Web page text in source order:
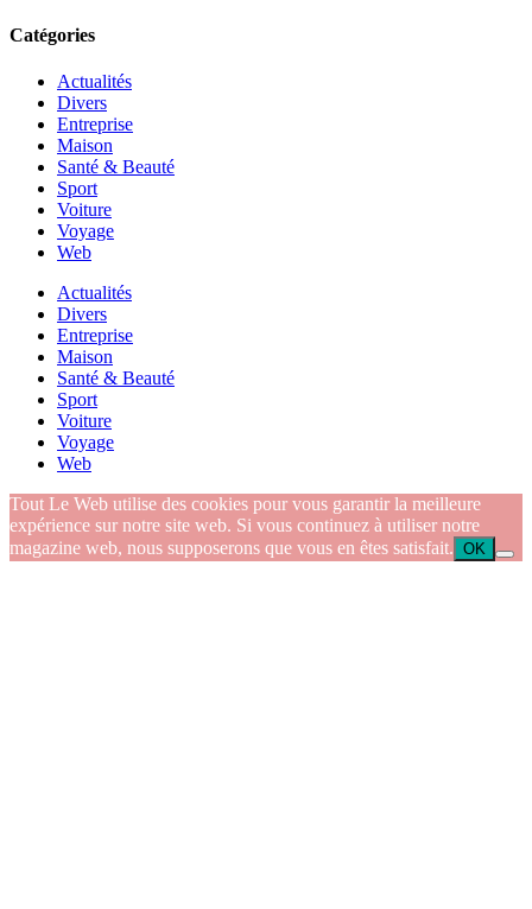
Catégories
Actualités
Divers
Entreprise
Maison
Santé & Beauté
Sport
Voiture
Voyage
Web
Actualités
Divers
Entreprise
Maison
Santé & Beauté
Sport
Voiture
Voyage
Web
Tout Le Web utilise des cookies pour vous garantir la meilleure
expérience sur notre site web. Si vous continuez à utiliser notre
magazine web, nous supposerons que vous en êtes satisfait. OK